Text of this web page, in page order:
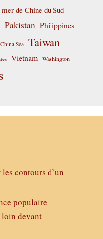
mer de Chine du Sud
Pakistan Philippines
Sea Taiwan
Vietnam Washington
contours d’un
populaire
loin devant